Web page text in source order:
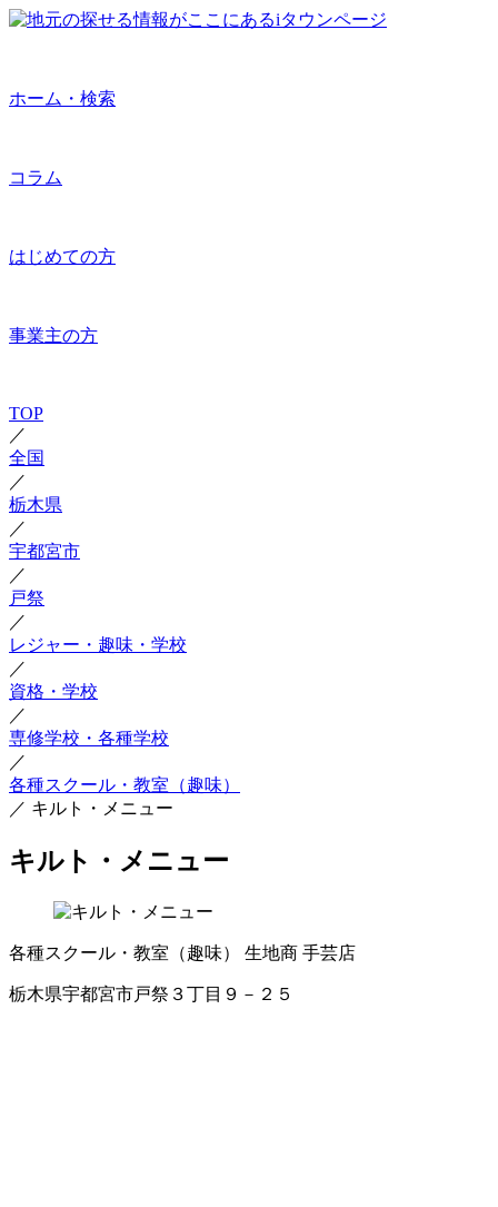
ホーム・検索
コラム
はじめての方
事業主の方
TOP
／
全国
／
栃木県
／
宇都宮市
／
戸祭
／
レジャー・趣味・学校
／
資格・学校
／
専修学校・各種学校
／
各種スクール・教室（趣味）
／ キルト・メニュー
キルト・メニュー
各種スクール・教室（趣味） 生地商 手芸店
栃木県宇都宮市戸祭３丁目９－２５